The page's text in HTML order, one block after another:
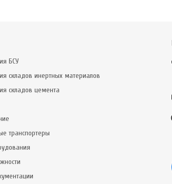
БСУ
складов инертных материалов
складов цемента
транспортеры